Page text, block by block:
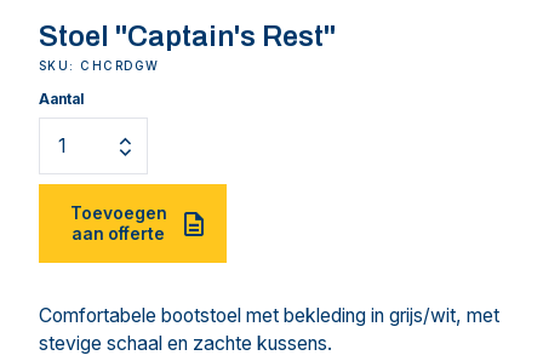
Stoel "Captain's Rest"
SKU: CHCRDGW
Aantal
Toevoegen
aan offerte
Comfortabele bootstoel met bekleding in grijs/wit, met
stevige schaal en zachte kussens.